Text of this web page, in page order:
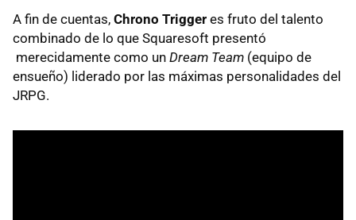
A fin de cuentas, Chrono Trigger es fruto del talento
combinado de lo que Squaresoft presentó
merecidamente como un Dream Team (equipo de
ensueño) liderado por las máximas personalidades del
JRPG.